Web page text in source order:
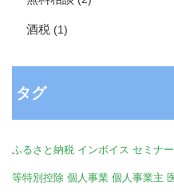
酒税 (1)
タグ
ふるさと納税 インボイス セミナー
等特別控除 個人事業 個人事業主